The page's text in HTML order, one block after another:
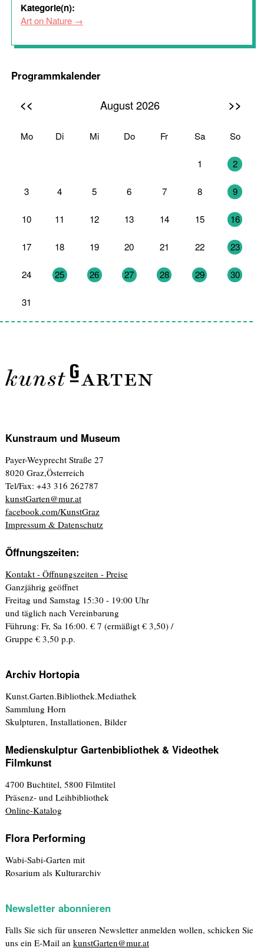
Kategorie(n):
Art on Nature
Programmkalender
<< August 2026 >>
Mo Di Mi Do Fr Sa So
1 2
3 4 5 6 7 8 9
10 11 12 13 14 15 16
17 18 19 20 21 22 23
24 25 26 27 28 29 30
31
Kunstraum und Museum
Payer-Weyprecht Straße 27
8020 Graz,Österreich
Tel/Fax: +43 316 262787
kunstGarten@mur.at
facebook.com/KunstGraz
Impressum & Datenschutz
Öffnungszeiten:
Kontakt - Öffnungszeiten - Preise
Ganzjährig geöffnet
Freitag und Samstag 15:30 - 19:00 Uhr
und täglich nach Vereinbarung
Führung: Fr, Sa 16:00. € 7 (ermäßigt € 3,50) /
Gruppe € 3,50 p.p.
Archiv Hortopia
Kunst.Garten.Bibliothek.Mediathek
Sammlung Horn
Skulpturen, Installationen, Bilder
Medienskulptur Gartenbibliothek & Videothek
Filmkunst
4700 Buchtitel, 5800 Filmtitel
Präsenz- und Leihbibliothek
Online-Katalog
Flora Performing
Wabi-Sabi-Garten mit
Rosarium als Kulturarchiv
Newsletter abonnieren
Falls Sie sich für unseren Newsletter anmelden wollen, schicken Sie
uns ein E-Mail an kunstGarten@mur.at